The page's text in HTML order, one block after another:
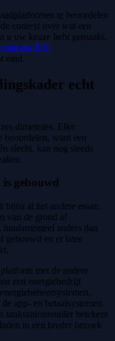
te beoordelen
context over wat een
u uw keuze hebt gemaakt,
van uw EV-
eind.
echt
dimensies. Elke
beoordelen, want een
slecht, kan nog steeds
gebouwd
bijna al het andere eraan.
van de grond af
anders dan
gebouwd en er later
met de andere
een energiebedrijf
app- en betaalsystemen
tankstationretailer betekent
in een breder bezoek